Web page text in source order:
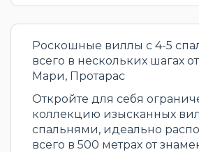
Роскошные виллы с 4-5
всего в нескольких шагах
Мари, Протарас
Откройте для себя
коллекцию изысканных
спальнями, идеально
всего в 500 метрах от